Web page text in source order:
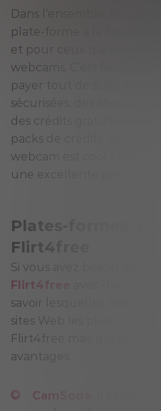
Dans l’ensemble,
plate-forme à la fois pour
et pour ceux qui
webcams. C’est facile à
payer tout de suite. Il
sécurisées, des
des crédits gratuits dès
packs de crédits. La
webcam est cool et
une excellente preuve.
Plates-formes,
Flirt4free
Si vous avez besoin de
Flirt4free
avec d’autres
savoir lesquelles tester.
sites Web les plus cool qui
Flirt4free mais qui ont
avantages.
CamSoda
. Il s’agit